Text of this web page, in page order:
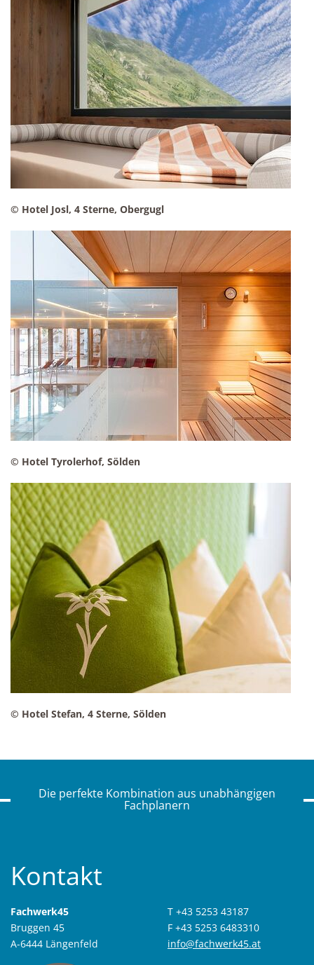
© Hotel Josl, 4 Sterne, Obergugl
© Hotel Tyrolerhof, Sölden
© Hotel Stefan, 4 Sterne, Sölden
Die perfekte Kombination aus unabhängigen
Fachplanern
Kontakt
Fachwerk45
Bruggen 45
A-6444 Längenfeld
T +43 5253 43187
F +43 5253 6483310
info@fachwerk45.at